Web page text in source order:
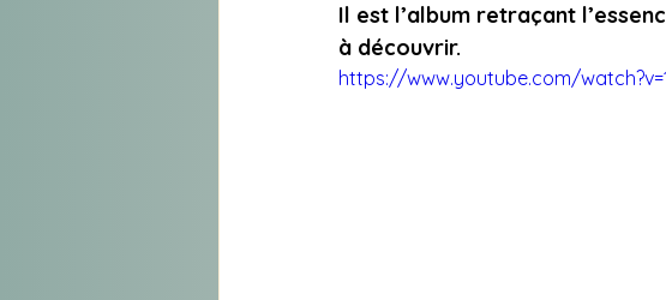
Il est l’album retraçant
à découvrir.
https://www.youtube.com/